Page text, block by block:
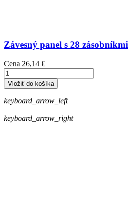
Závesný panel s 28 zásobníkmi
Cena 26,14 €
Vložiť do košíka
keyboard_arrow_left
keyboard_arrow_right